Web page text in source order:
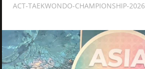
ACT-TAEKWONDO-CHAMPIONSHIP-2026